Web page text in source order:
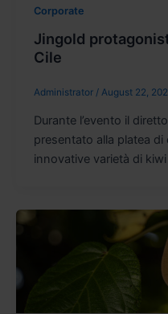
Corporate
Jingold
Cile
Administrator / August 22,
Durante l’evento il
presentato alla platea
innovative varietà di kiwi